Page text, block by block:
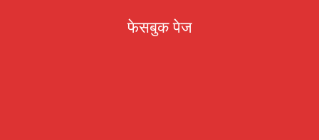
फेसबुक पेज